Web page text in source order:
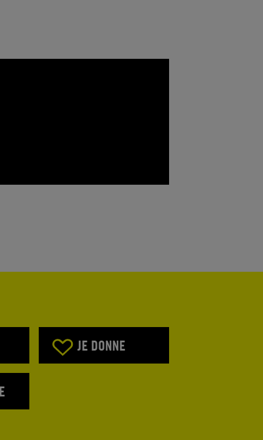
JE DONNE